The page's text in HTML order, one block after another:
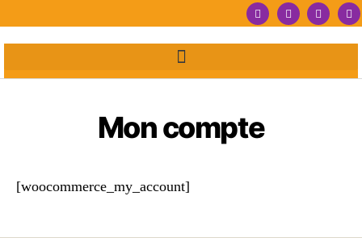
Mon compte
[woocommerce_my_account]